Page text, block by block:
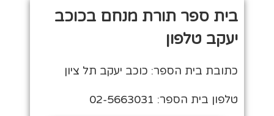
בית ספר תורת מנחם בכוכב
יעקב טלפון
כתובת בית הספר: כוכב יעקב תל ציון
טלפון בית הספר: 02-5663031